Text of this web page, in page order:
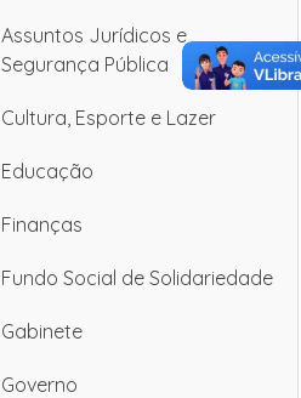
Assuntos Jurídicos e
Segurança Pública
Cultura, Esporte e Lazer
Educação
Finanças
Fundo Social de Solidariedade
Gabinete
Governo